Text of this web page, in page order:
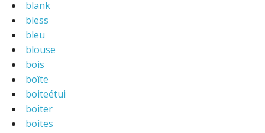
blank
bless
bleu
blouse
bois
boîte
boiteétui
boiter
boites